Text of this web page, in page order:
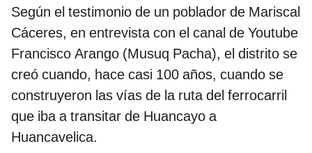
Según el testimonio de un poblador de Mariscal
Cáceres, en entrevista con el canal de Youtube
Francisco Arango (Musuq Pacha), el distrito se
creó cuando, hace casi 100 años, cuando se
construyeron las vías de la ruta del ferrocarril
que iba a transitar de Huancayo a
Huancavelica.